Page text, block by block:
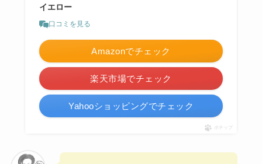
イエロー
口コミを見る
Amazonでチェック
楽天市場でチェック
Yahooショッピングでチェック
ポチップ